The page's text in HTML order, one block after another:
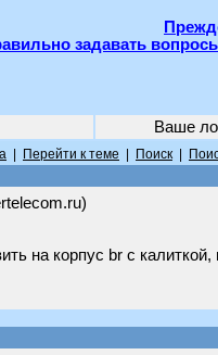
задавать
Ваше
Перейти к теме Поиск
на корпус br с